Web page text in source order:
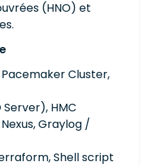
(HNO) et
Pacemaker Cluster,
Server), HMC
Graylog /
Shell script